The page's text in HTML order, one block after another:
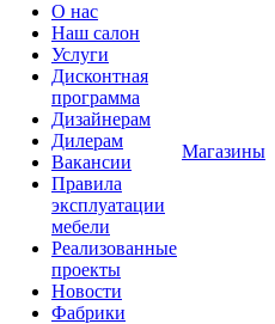
О нас
Наш салон
Услуги
Дисконтная
программа
Дизайнерам
Дилерам
Вакансии
Правила
эксплуатации
мебели
Реализованные
проекты
Новости
Фабрики
Магазины